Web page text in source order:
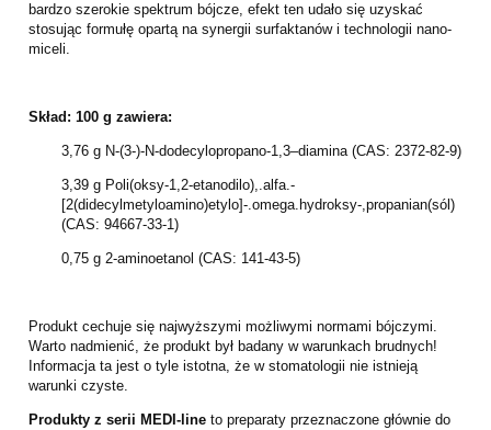
bardzo szerokie spektrum bójcze, efekt ten udało się uzyskać
stosując formułę opartą na synergii surfaktanów i technologii nano-
miceli.
Skład: 100 g zawiera:
3,76 g N-(3-)-N-dodecylopropano-1,3–diamina (CAS: 2372-82-9)
3,39 g Poli(oksy-1,2-etanodilo),.alfa.-
[2(didecylmetyloamino)etylo]-.omega.hydroksy-,propanian(sól)
(CAS: 94667-33-1)
0,75 g 2-aminoetanol (CAS: 141-43-5)
Produkt cechuje się najwyższymi możliwymi normami bójczymi.
Warto nadmienić, że produkt był badany w warunkach brudnych!
Informacja ta jest o tyle istotna, że w stomatologii nie istnieją
warunki czyste.
Produkty z serii MEDI-line to preparaty przeznaczone głównie do